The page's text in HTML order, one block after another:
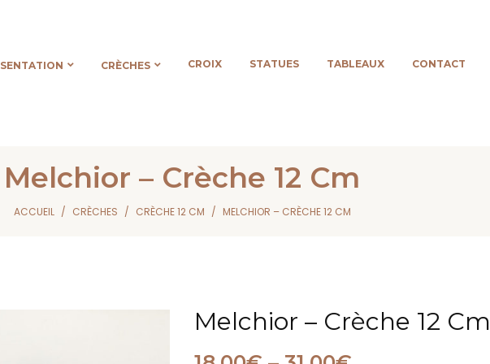
CRÈCHES CROIX STATUES TABLEAUX CONTACT
Melchior – Crèche 12 Cm
ACCUEIL CRÈCHES CRÈCHE 12 CM MELCHIOR – CRÈCHE 12 CM
Melchior – Crèche 12 Cm